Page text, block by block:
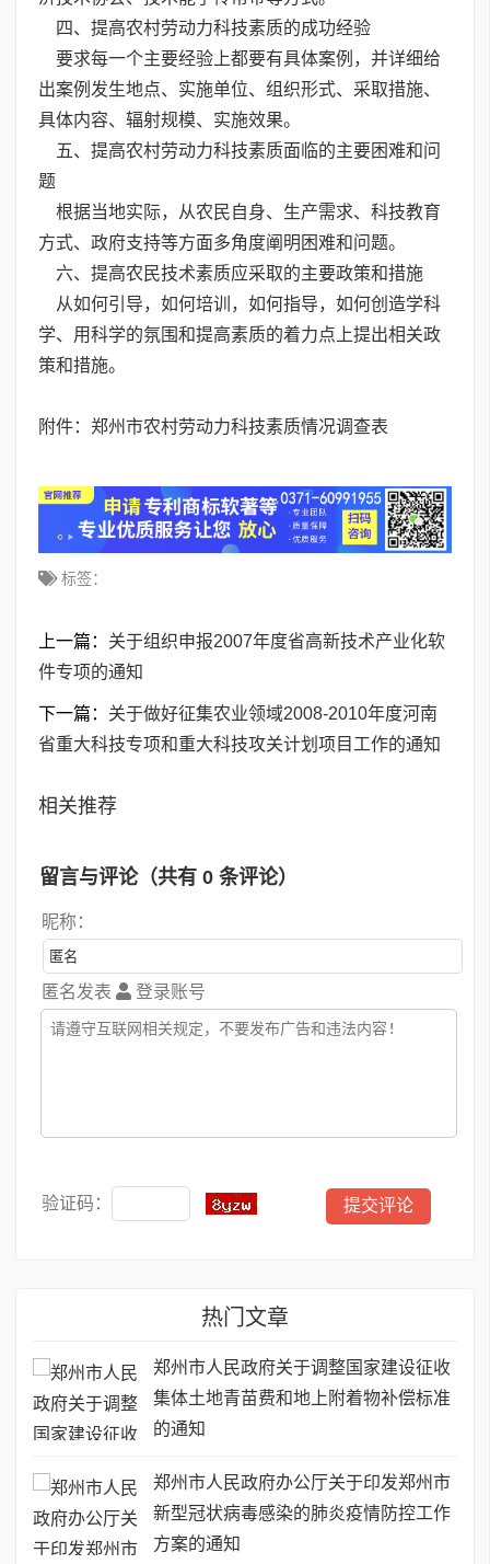
四、提高农村劳动力科技素质的成功经验
要求每一个主要经验上都要有具体案例，并详细给
出案例发生地点、实施单位、组织形式、采取措施、
具体内容、辐射规模、实施效果。
五、提高农村劳动力科技素质面临的主要困难和问
题
根据当地实际，从农民自身、生产需求、科技教育
方式、政府支持等方面多角度阐明困难和问题。
六、提高农民技术素质应采取的主要政策和措施
从如何引导，如何培训，如何指导，如何创造学科
学、用科学的氛围和提高素质的着力点上提出相关政
策和措施。
附件：郑州市农村劳动力科技素质情况调查表
标签：
上一篇： 关于组织申报2007年度省高新技术产业化软
件专项的通知
下一篇： 关于做好征集农业领域2008-2010年度河南
省重大科技专项和重大科技攻关计划项目工作的通知
相关推荐
留言与评论（共有 0 条评论）
昵称：
匿名发表 登录账号
验证码：
热门文章
郑州市人民政府关于调整国家建设征收
集体土地青苗费和地上附着物补偿标准
的通知
郑州市人民政府办公厅关于印发郑州市
新型冠状病毒感染的肺炎疫情防控工作
方案的通知